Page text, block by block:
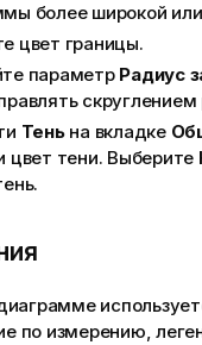
более широкой или
цвет границы.
параметр Радиус
скруглением
Теньна вкладке
цвет тени. Выберите
по измерению,